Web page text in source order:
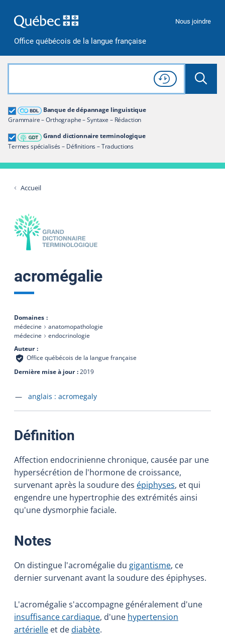
Office québécois de la langue française
Nous joindre
Rechercher dans tout le site
Lancer
Consulter l'
Historique
de recherche
Banque de dépannage linguistique
Grammaire – Orthographe – Syntaxe – Rédaction
Grand dictionnaire terminologique
Termes spécialisés – Définitions – Traductions
Grand dictionnaire terminologique
Restreindre aux termes
Accueil
acromégalie
Domaines
médecine
anatomopathologie
médecine
endocrinologie
Auteur
Office québécois de la langue française
Dernière mise à jour 2019
Accéder à la fiche en
anglais : acromegaly
Définition
Affection endocrinienne chronique, causée par une
hypersécrétion de l'hormone de croissance,
survenant après la soudure des épiphyses, et qui
engendre une hypertrophie des extrémités ainsi
qu'une dysmorphie faciale.
Notes:
On distingue l'acromégalie du gigantisme, ce
dernier survenant avant la soudure des épiphyses.
L'acromégalie s'accompagne généralement d'une
insuffisance cardiaque, d'une hypertension
artérielle et dediabète.